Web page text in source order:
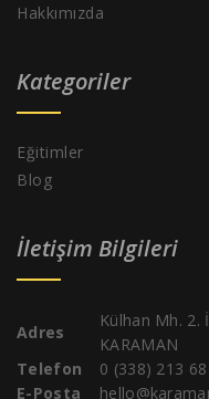
Hakkımızda
Kategoriler
Eğitimler
Blog
İletişim Bilgileri
Adres
Külhan Mh.
KARAMAN
Telefon
0 (338) 213
E-Posta